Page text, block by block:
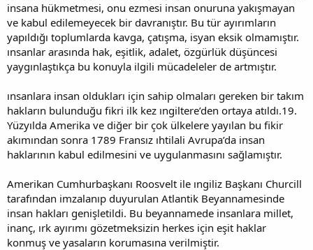
insana hükmetmesi, onu ezmesi insan onuruna yakışmayan
ve kabul edilemeyecek bir davranıştır. Bu tür ayırımların
yapıldığı toplumlarda kavga, çatışma, isyan eksik olmamıştır.
ınsanlar arasında hak, eşitlik, adalet, özgürlük düşüncesi
yaygınlaştıkça bu konuyla ilgili mücadeleler de artmıştır.
ınsanlara insan oldukları için sahip olmaları gereken bir takım
hakların bulunduğu fikri ilk kez ıngiltere’den ortaya atıldı.19.
Yüzyılda Amerika ve diğer bir çok ülkelere yayılan bu fikir
akımından sonra 1789 Fransız ıhtilali Avrupa’da insan
haklarının kabul edilmesini ve uygulanmasını sağlamıştır.
Amerikan Cumhurbaşkanı Roosvelt ile ıngiliz Başkanı Churcill
tarafından imzalanıp duyurulan Atlantik Beyannamesinde
insan hakları genişletildi. Bu beyannamede insanlara millet,
inanç, ırk ayırımı gözetmeksizin herkes için eşit haklar
konmuş ve yasaların korumasına verilmiştir.